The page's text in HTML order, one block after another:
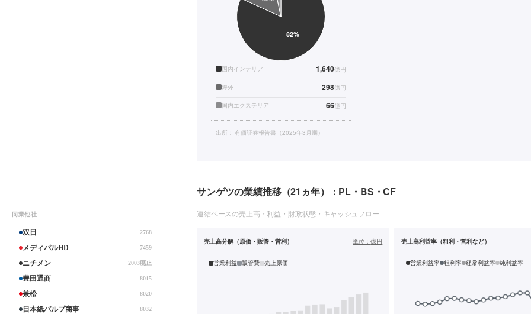
同業他社
双日 2768
メディパルHD 7459
ニチメン 2003廃止
豊田通商 8015
兼松 8020
日本紙パルプ商事 8032
国内インテリア 1,640億円
海外 298億円
国内エクステリア 66億円
出所： 有価証券報告書（2025年3月期）
サンゲツの業績推移（21ヵ年）：PL・BS・CF
連結ベースの売上高・利益・財政状態・キャッシュフロー
売上高分解（原価・販管・営利） 単位：億円
営業利益 販管費 売上原価
売上高利益率（粗利・営利など）
営業利益率 粗利率 経常利益率 純利益率